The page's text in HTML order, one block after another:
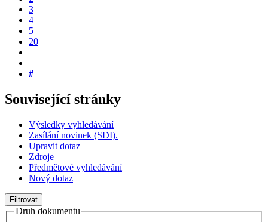
3
4
5
20
#
Související stránky
Výsledky vyhledávání
Zasílání novinek (SDI).
Upravit dotaz
Zdroje
Předmětové vyhledávání
Nový dotaz
Filtrovat
Druh dokumentu